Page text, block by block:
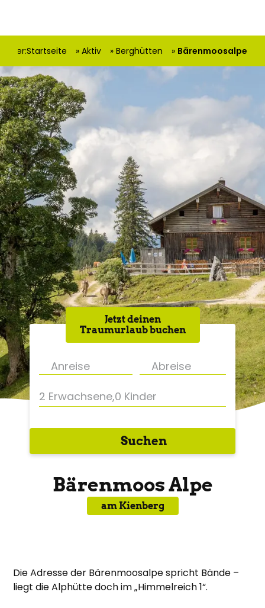
hier:Startseite Aktiv Berghütten Bärenmoosalpe
Jetzt deinen
Traumurlaub buchen
2 Erwachsene,0 Kinder
Suchen
Bärenmoos Alpe
am Kienberg
Die Adresse der Bärenmoosalpe spricht Bände –
liegt die Alphütte doch im „Himmelreich 1“.